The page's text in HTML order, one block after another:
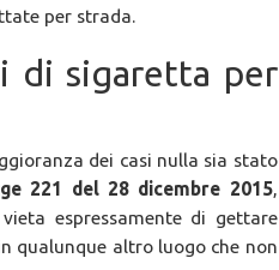
per strada.
di sigaretta per
dei casi nulla sia stato
221 del 28 dicembre 2015,
vieta espressamente di gettare
qualunque altro luogo che non